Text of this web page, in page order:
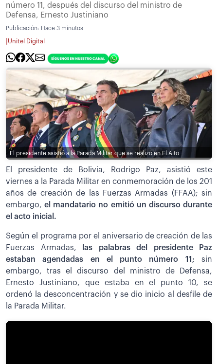
número 11, después del discurso del ministro de
Defensa, Ernesto Justiniano
Publicación: Hace 3 minutos
Unitel Digital
El presidente asistió a la Parada Militar que se realizó en El Alto
El presidente de Bolivia, Rodrigo Paz, asistió este
viernes a la Parada Militar en conmemoración de los 201
años de creación de las Fuerzas Armadas (FFAA); sin
embargo,el mandatario no emitió un discurso durante
el acto inicial.
Según el programa por el aniversario de creación de las
Fuerzas Armadas,
las palabras del presidente Paz
estaban agendadas en el punto número 11; sin
embargo, tras el discurso del ministro de Defensa,
Ernesto Justiniano, que estaba en el punto 10, se
ordenó la desconcentración y se dio inicio al desfile de
la Parada Militar.